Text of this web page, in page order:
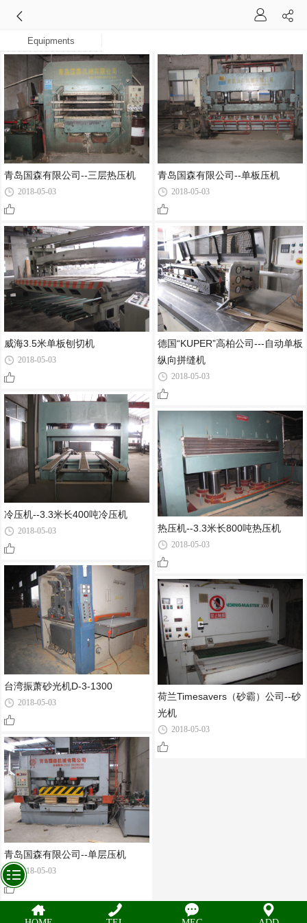
Equipments
青岛国森有限公司--三层热压机
2018-05-03
威海3.5米单板刨切机
2018-05-03
冷压机--3.3米长400吨冷压机
2018-05-03
台湾振萧砂光机D-3-1300
2018-05-03
青岛国森有限公司--单层压机
2018-05-03
青岛国森有限公司--单板压机
2018-05-03
德国“KUPER”高柏公司---自动单板
纵向拼缝机
2018-05-03
热压机--3.3米长800吨热压机
2018-05-03
荷兰Timesavers（砂霸）公司--砂
光机
2018-05-03